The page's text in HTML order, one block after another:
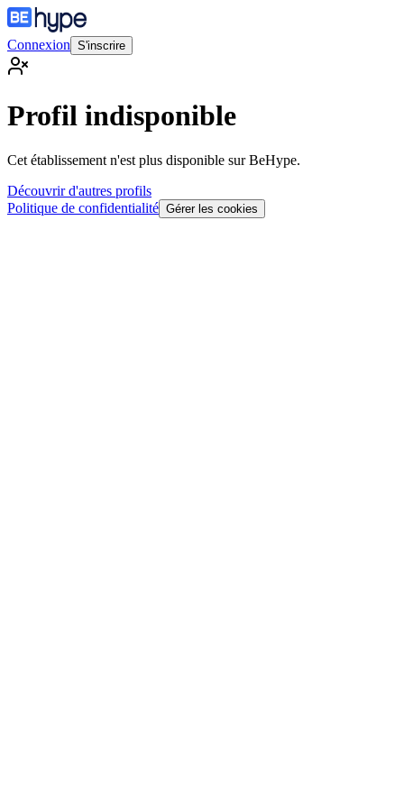
Connexion S'inscrire
Profil indisponible
Cet établissement n'est plus disponible sur BeHype.
Découvrir d'autres profils
Politique de confidentialité Gérer les cookies